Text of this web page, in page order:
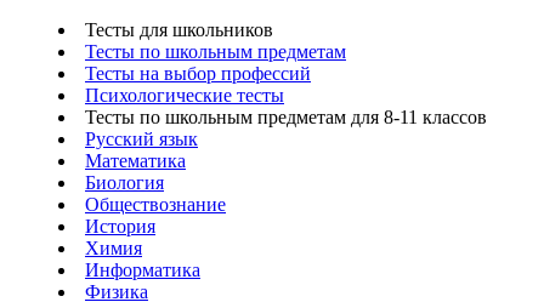
Тесты для школьников
Тесты по школьным предметам
Тесты на выбор профессий
Психологические тесты
Тесты по школьным предметам для 8-11 классов
Русский язык
Математика
Биология
Обществознание
История
Химия
Информатика
Физика